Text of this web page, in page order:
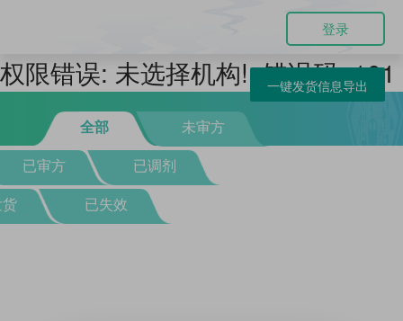
登录
权限错误: 未选择机构!, 错误码: 101
全部 未审方
已审方 已调剂
货 已失效
一键发货信息导出